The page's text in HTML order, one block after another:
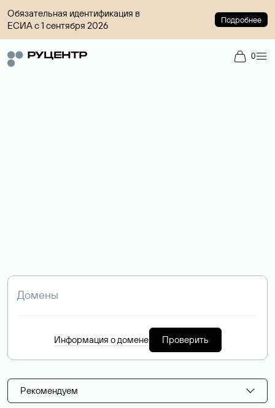
Обязательная идентификация в
ЕСИА с 1 сентября 2026
Подробнее
0
Информация о домене Проверить
Рекомендуем